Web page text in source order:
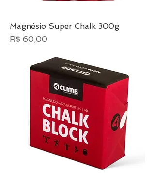
Magnésio Super Chalk 300g
Preço
R$ 60,00